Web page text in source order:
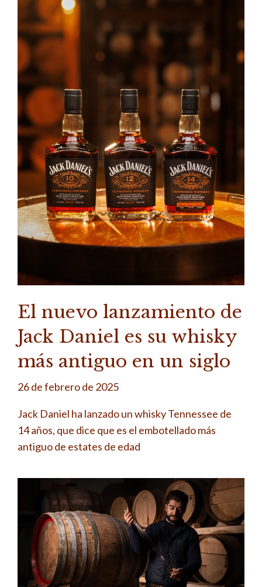
El nuevo lanzamiento de
Jack Daniel es su whisky
más antiguo en un siglo
26 de febrero de 2025
Jack Daniel ha lanzado un whisky Tennessee de
14 años, que dice que es el embotellado más
antiguo de estates de edad